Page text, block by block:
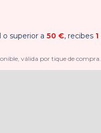
o superior a 50 €, recibes 1
válida por tique de compra.